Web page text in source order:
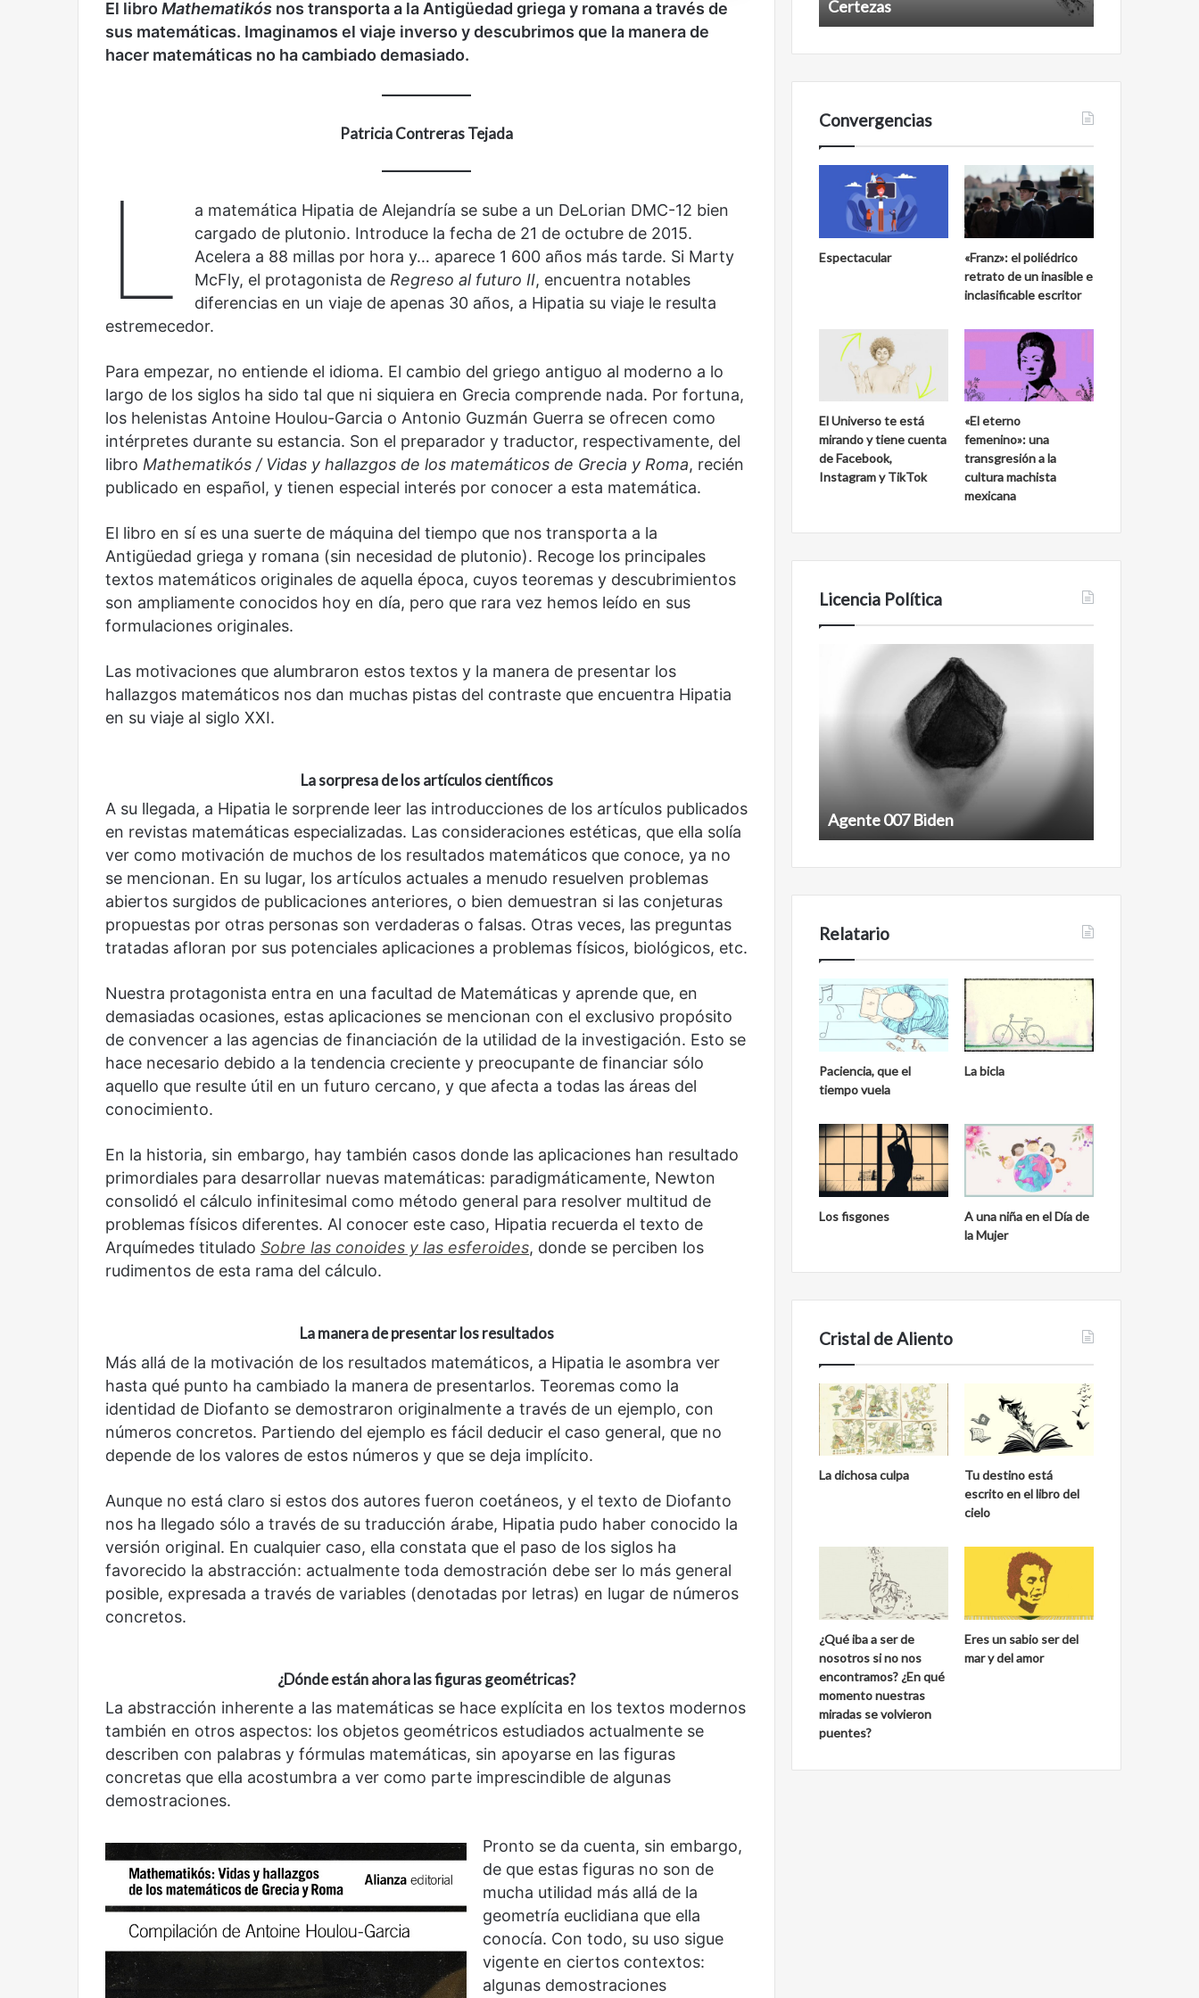
El libroMathematikós nos transporta a la Antigüedad griega y romana a través de
sus matemáticas. Imaginamos el viaje inverso y descubrimos que la manera de
hacer matemáticas no ha cambiado demasiado.
Patricia Contreras Tejada
L
a matemática Hipatia de Alejandría se sube a un DeLorian DMC-12 bien
cargado de plutonio. Introduce la fecha de 21 de octubre de 2015.
Acelera a 88 millas por hora y… aparece 1 600 años más tarde. Si Marty
McFly, el protagonista de Regreso al futuro II, encuentra notables
diferencias en un viaje de apenas 30 años, a Hipatia su viaje le resulta
estremecedor.
Para empezar, no entiende el idioma. El cambio del griego antiguo al moderno a lo
largo de los siglos ha sido tal que ni siquiera en Grecia comprende nada. Por fortuna,
los helenistas Antoine Houlou-Garcia o Antonio Guzmán Guerra se ofrecen como
intérpretes durante su estancia. Son el preparador y traductor, respectivamente, del
libro Mathematikós /Vidas y hallazgos de los matemáticos de Grecia y Roma, recién
publicado en español, y tienen especial interés por conocer a esta matemática.
El libro en sí es una suerte de máquina del tiempo que nos transporta a la
Antigüedad griega y romana (sin necesidad de plutonio). Recoge los principales
textos matemáticos originales de aquella época, cuyos teoremas y descubrimientos
son ampliamente conocidos hoy en día, pero que rara vez hemos leído en sus
formulaciones originales.
Las motivaciones que alumbraron estos textos y la manera de presentar los
hallazgos matemáticos nos dan muchas pistas del contraste que encuentra Hipatia
en su viaje al siglo XXI.
La sorpresa de los artículos científicos
A su llegada, a Hipatia le sorprende leer las introducciones de los artículos publicados
en revistas matemáticas especializadas. Las consideraciones estéticas, que ella solía
ver como motivación de muchos de los resultados matemáticos que conoce, ya no
se mencionan. En su lugar, los artículos actuales a menudo resuelven problemas
abiertos surgidos de publicaciones anteriores, o bien demuestran si las conjeturas
propuestas por otras personas son verdaderas o falsas. Otras veces, las preguntas
tratadas afloran por sus potenciales aplicaciones a problemas físicos, biológicos, etc.
Nuestra protagonista entra en una facultad de Matemáticas y aprende que, en
demasiadas ocasiones, estas aplicaciones se mencionan con el exclusivo propósito
de convencer a las agencias de financiación de la utilidad de la investigación. Esto se
hace necesario debido a la tendencia creciente y preocupante de financiar sólo
aquello que resulte útil en un futuro cercano, y que afecta a todas las áreas del
conocimiento.
En la historia, sin embargo, hay también casos donde las aplicaciones han resultado
primordiales para desarrollar nuevas matemáticas: paradigmáticamente, Newton
consolidó el cálculo infinitesimal como método general para resolver multitud de
problemas físicos diferentes. Al conocer este caso, Hipatia recuerda el texto de
Arquímedes titulado Sobre las conoides y las esferoides, donde se perciben los
rudimentos de esta rama del cálculo.
La manera de presentar los resultados
Más allá de la motivación de los resultados matemáticos, a Hipatia le asombra ver
hasta qué punto ha cambiado la manera de presentarlos. Teoremas como la
identidad de Diofanto se demostraron originalmente a través de un ejemplo, con
números concretos. Partiendo del ejemplo es fácil deducir el caso general, que no
depende de los valores de estos números y que se deja implícito.
Aunque no está claro si estos dos autores fueron coetáneos, y el texto de Diofanto
nos ha llegado sólo a través de su traducción árabe, Hipatia pudo haber conocido la
versión original. En cualquier caso, ella constata que el paso de los siglos ha
favorecido la abstracción: actualmente toda demostración debe ser lo más general
posible, expresada a través de variables (denotadas por letras) en lugar de números
concretos.
¿Dónde están ahora las figuras geométricas?
La abstracción inherente a las matemáticas se hace explícita en los textos modernos
también en otros aspectos: los objetos geométricos estudiados actualmente se
describen con palabras y fórmulas matemáticas, sin apoyarse en las figuras
concretas que ella acostumbra a ver como parte imprescindible de algunas
demostraciones.
Pronto se da cuenta, sin embargo,
de que estas figuras no son de
mucha utilidad más allá de la
geometría euclidiana que ella
conocía. Con todo, su uso sigue
vigente en ciertos contextos:
algunas demostraciones
El dragón No murió de amor Certezas
Convergencias
Espectacular
«Franz»: el poliédrico
retrato de un inasible e
inclasificable escritor
El Universo te está
mirando y tiene cuenta
de Facebook,
Instagram y TikTok
«El eterno
femenino»: una
transgresión a la
cultura machista
mexicana
Licencia Política
Reformulación
droga
Nueva droga Obradorista Agente 007 Biden
Relatario
Paciencia, que el
tiempo vuela
La bicla
Los fisgones
A una niña en el Día de
la Mujer
Cristal de Aliento
La dichosa culpa
Tu destino está
escrito en el libro del
cielo
¿Qué iba a ser de
nosotros si no nos
encontramos? ¿En qué
momento nuestras
miradas se volvieron
puentes?
Eres un sabio ser del
mar y del amor